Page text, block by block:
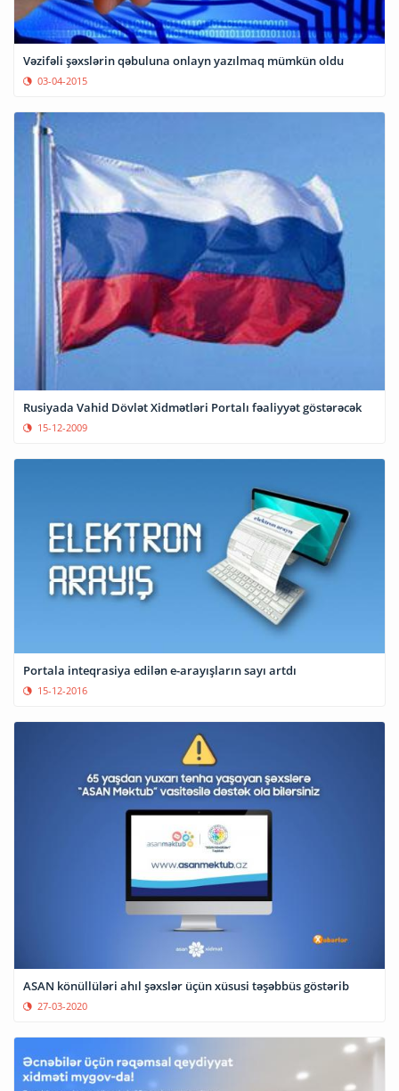
Vəzifəli şəxslərin qəbuluna onlayn yazılmaq mümkün oldu
03-04-2015
Rusiyada Vahid Dövlət Xidmətləri Portalı fəaliyyət göstərəcək
15-12-2009
Portala inteqrasiya edilən e-arayışların sayı artdı
15-12-2016
ASAN könüllüləri ahıl şəxslər üçün xüsusi təşəbbüs göstərib
27-03-2020